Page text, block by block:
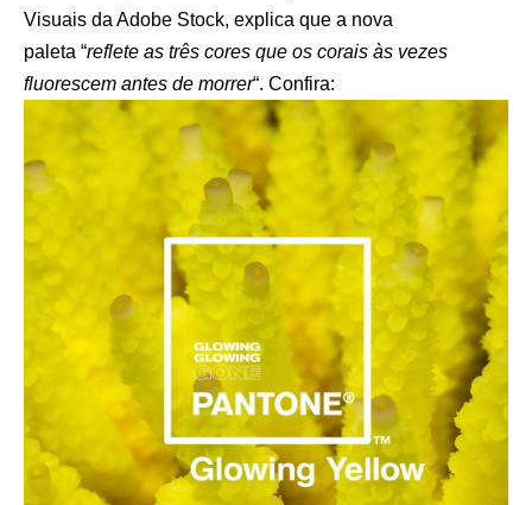
Visuais da Adobe Stock, explica que a nova
paleta “reflete as três cores que os corais às vezes
fluorescem antes de morrer“. Confira: